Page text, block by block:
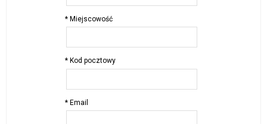
* Miejscowość
* Kod pocztowy
* Email